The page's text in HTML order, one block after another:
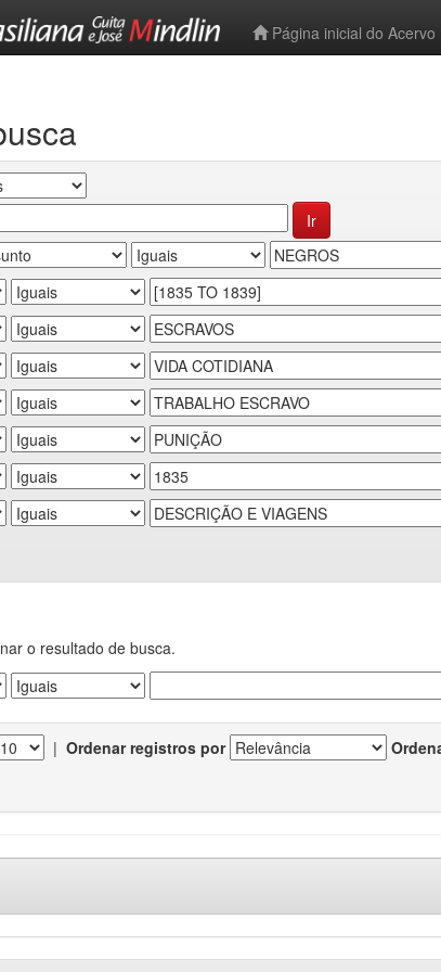
Página inicial do Acervo
o resultado de busca.
| Ordenar registros por